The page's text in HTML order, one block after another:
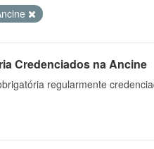
Credenciados na Ancine
regularmente